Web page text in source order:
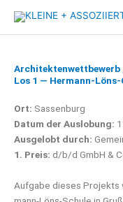
Inhalt
springen
Architektenwettbewerb
Los 1 — Hermann-
Ort: Sas­sen­burg
Datum der Aus­lo­bung:
Aus­ge­lobt durch:
1. Preis: d/b/d GmbH &
Auf­ga­be die­ses Pro­jekts